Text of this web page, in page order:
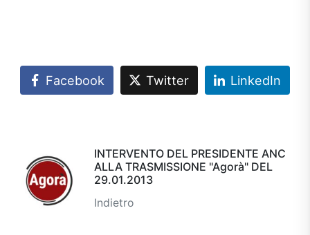
Facebook Twitter LinkedIn
INTERVENTO DEL PRESIDENTE ANC
ALLA TRASMISSIONE "Agorà" DEL
29.01.2013
Indietro